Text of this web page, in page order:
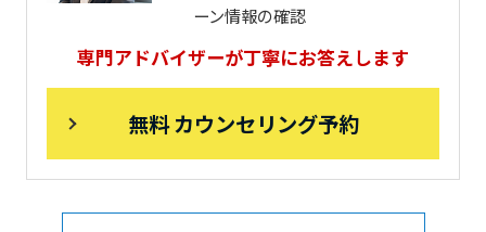
ーン情報の確認
専門アドバイザーが丁寧にお答えします
無料 カウンセリング予約